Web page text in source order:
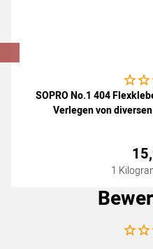
Noch
SOPRO No.1 404
Verlegen von
15,
1
Noch